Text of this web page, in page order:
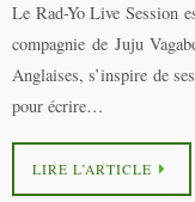
Le Rad-Yo Live Session
compagnie de Juju
Anglaises, s’inspire de
pour écrire…
LIRE L’ARTICLE